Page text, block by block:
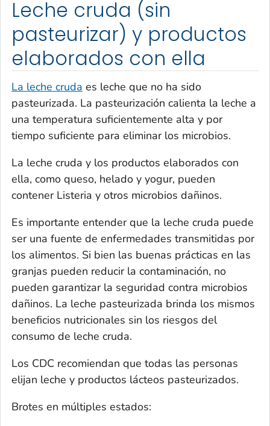
Leche cruda (sin
pasteurizar) y productos
elaborados con ella
La leche cruda es leche que no ha sido
pasteurizada. La pasteurización calienta la leche a
una temperatura suficientemente alta y por
tiempo suficiente para eliminar los microbios.
La leche cruda y los productos elaborados con
ella, como queso, helado y yogur, pueden
contener Listeria y otros microbios dañinos.
Es importante entender que la leche cruda puede
ser una fuente de enfermedades transmitidas por
los alimentos. Si bien las buenas prácticas en las
granjas pueden reducir la contaminación, no
pueden garantizar la seguridad contra microbios
dañinos. La leche pasteurizada brinda los mismos
beneficios nutricionales sin los riesgos del
consumo de leche cruda.
Los CDC recomiendan que todas las personas
elijan leche y productos lácteos pasteurizados.
Brotes en múltiples estados: